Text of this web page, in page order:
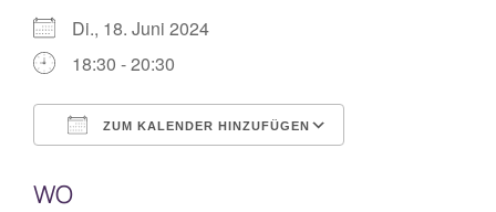
Di., 18. Juni 2024
18:30 - 20:30
ZUM KALENDER HINZUFÜGEN
WO